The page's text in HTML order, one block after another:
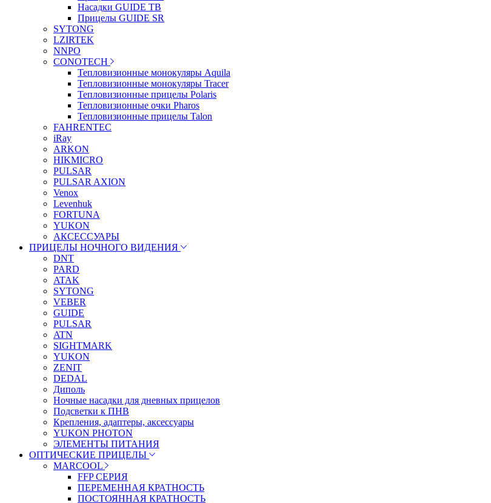
Насадки GUIDE TB
Прицелы GUIDE SR
SYTONG
LZIRTEK
NNPO
CONOTECH
Тепловизионные монокуляры Aquila
Тепловизионные монокуляры Tracer
Тепловизионные прицелы Polaris
Тепловизионные очки Pharos
Тепловизионные прицелы Talon
FAHRENTEC
iRay
ARKON
HIKMICRO
PULSAR
PULSAR AXION
Venox
Levenhuk
FORTUNA
YUKON
АКСЕССУАРЫ
ПРИЦЕЛЫ НОЧНОГО ВИДЕНИЯ
DNT
PARD
ATAK
SYTONG
VEBER
GUIDE
PULSAR
ATN
SIGHTMARK
YUKON
ZENIT
DEDAL
Диполь
Ночные насадки для дневных прицелов
Подсветки к ПНВ
Крепления, адаптеры, аксессуары
YUKON PHOTON
ЭЛЕМЕНТЫ ПИТАНИЯ
ОПТИЧЕСКИЕ ПРИЦЕЛЫ
MARCOOL
FFP СЕРИЯ
ПЕРЕМЕННАЯ КРАТНОСТЬ
ПОСТОЯННАЯ КРАТНОСТЬ